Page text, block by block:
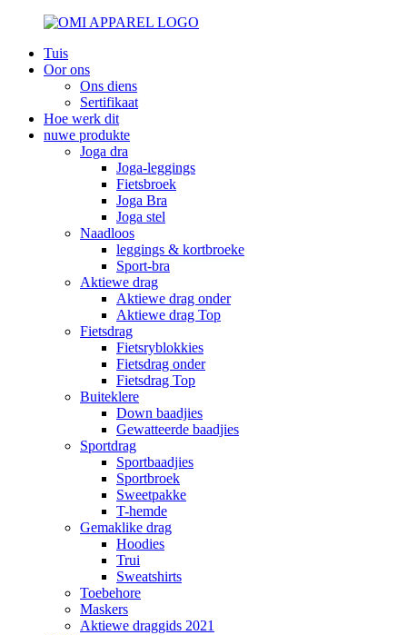
Tuis
Oor ons
Ons diens
Sertifikaat
Hoe werk dit
nuwe produkte
Joga dra
Joga-leggings
Fietsbroek
Joga Bra
Joga stel
Naadloos
leggings & kortbroeke
Sport-bra
Aktiewe drag
Aktiewe drag onder
Aktiewe drag Top
Fietsdrag
Fietsryblokkies
Fietsdrag onder
Fietsdrag Top
Buiteklere
Down baadjies
Gewatteerde baadjies
Sportdrag
Sportbaadjies
Sportbroek
Sweetpakke
T-hemde
Gemaklike drag
Hoodies
Trui
Sweatshirts
Toebehore
Maskers
Aktiewe draggids 2021